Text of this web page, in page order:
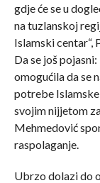
gdje će se u
na tuzlanskoj
Islamski centar“,
Da se još
omogućila da se
potrebe Islamske
svojim nijjetom
Mehmedović
raspolaganje.
Ubrzo dolazi do